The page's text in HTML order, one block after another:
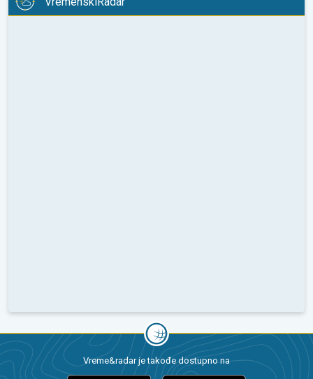
Vreme&radar je takođe dostupno na